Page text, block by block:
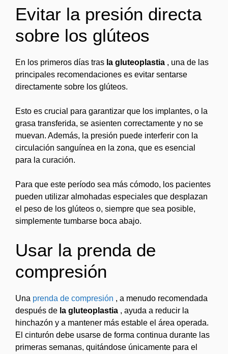
Evitar la presión directa
sobre los glúteos
En los primeros días tras la gluteoplastia , una de las
principales recomendaciones es evitar sentarse
directamente sobre los glúteos.
Esto es crucial para garantizar que los implantes, o la
grasa transferida, se asienten correctamente y no se
muevan. Además, la presión puede interferir con la
circulación sanguínea en la zona, que es esencial
para la curación.
Para que este período sea más cómodo, los pacientes
pueden utilizar almohadas especiales que desplazan
el peso de los glúteos o, siempre que sea posible,
simplemente tumbarse boca abajo.
Usar la prenda de
compresión
Una prenda de compresión , a menudo recomendada
después de la gluteoplastia , ayuda a reducir la
hinchazón y a mantener más estable el área operada.
El cinturón debe usarse de forma continua durante las
primeras semanas, quitándose únicamente para el